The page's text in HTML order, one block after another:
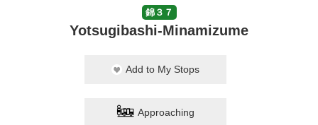
錦３７
Yotsugibashi-Minamizume
Add to My Stops
Approaching